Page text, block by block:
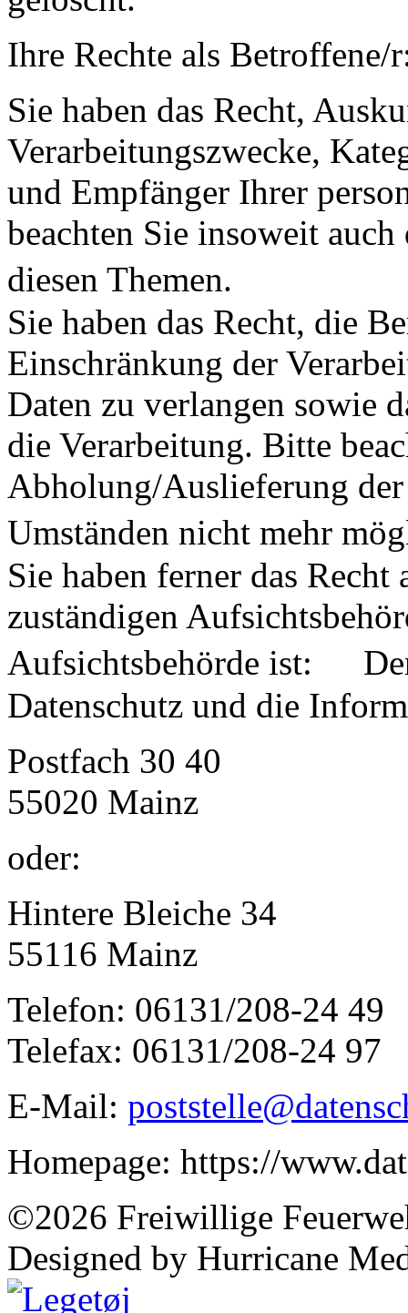
Ihre Rechte als Betroffene/
Sie haben das Recht,
Verarbeitungszwecke,
und Empfänger Ihrer
beachten Sie insoweit
diesen Themen.
Sie haben das Recht, die
Einschränkung der
Daten zu verlangen sowie
die Verarbeitung. Bitte
Abholung/Auslieferung
Umständen nicht mehr
Sie haben ferner das
zuständigen
Aufsichtsbehörde ist: Der
Datenschutz und die
Postfach 30 40
55020 Mainz
oder:
Hintere Bleiche 34
55116 Mainz
Telefon: 06131/208-24 49
Telefax: 06131/208-24 97
E-Mail:
Homepage: https://
©2026 Freiwillige
Designed by Hurricane